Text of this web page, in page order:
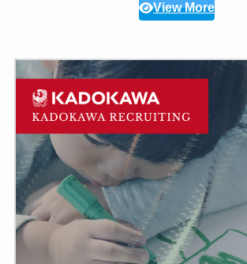
View More